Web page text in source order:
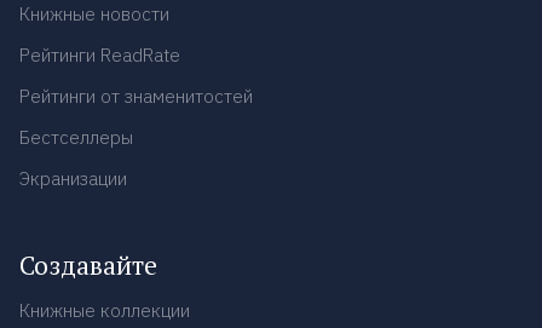
Книжные новости
Рейтинги ReadRate
Рейтинги от знаменитостей
Бестселлеры
Экранизации
Создавайте
Книжные коллекции